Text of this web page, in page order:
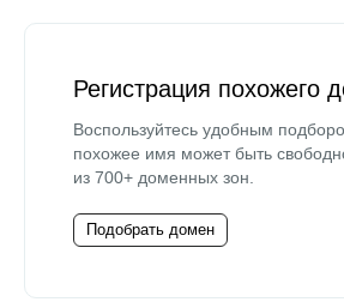
Регистрация похожего
Воспользуйтесь удобным
похожее имя может быть
из 700+ доменных зон.
Подобрать домен